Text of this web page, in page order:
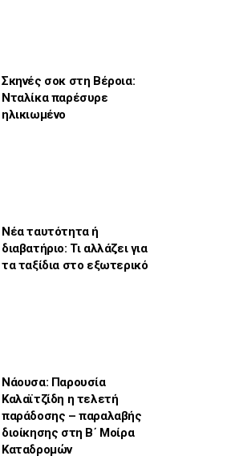
Σκηνές σοκ στη Βέροια:
Νταλίκα παρέσυρε
ηλικιωμένο
Νέα ταυτότητα ή
διαβατήριο: Τι αλλάζει για
τα ταξίδια στο εξωτερικό
Νάουσα: Παρουσία
Καλαϊτζίδη η τελετή
παράδοσης – παραλαβής
διοίκησης στη Β΄ Μοίρα
Καταδρομών